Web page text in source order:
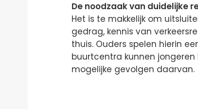
De noodzaak van duidelijke
Het is te makkelijk om
gedrag, kennis van
thuis. Ouders spelen hierin
buurtcentra kunnen
mogelijke gevolgen daarvan.